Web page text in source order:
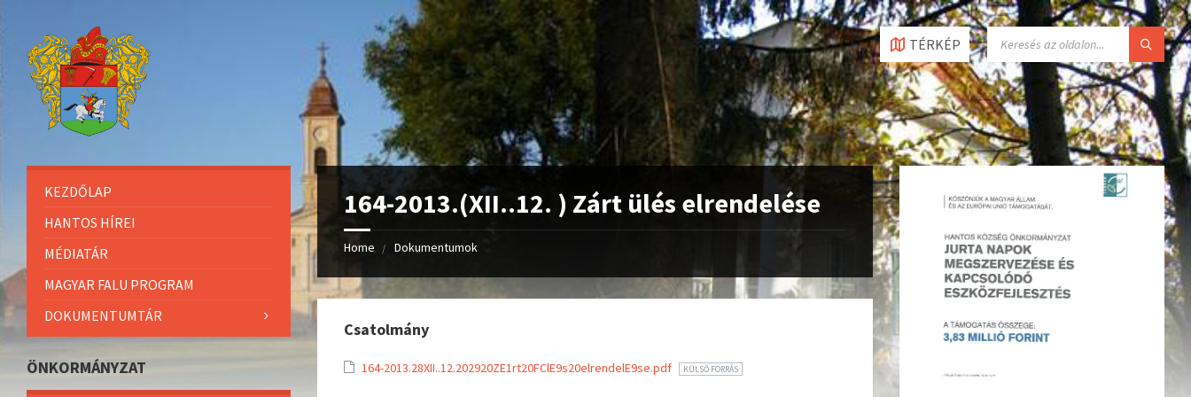
TÉRKÉP
164-2013.(XII..12. ) Zárt ülés elrendelése
Home Dokumentumok
Csatolmány
164-2013.28XII..12.202920ZE1rt20FClE9s20elrendelE9se.pdf KÜLSŐ FORRÁS
KEZDŐLAP
HANTOS HÍREI
MÉDIATÁR
MAGYAR FALU PROGRAM
DOKUMENTUMTÁR
ÖNKORMÁNYZAT